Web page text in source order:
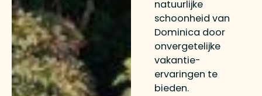
natuurlijke
schoonheid van
Dominica door
onvergetelijke
vakantie-
ervaringen te
bieden.